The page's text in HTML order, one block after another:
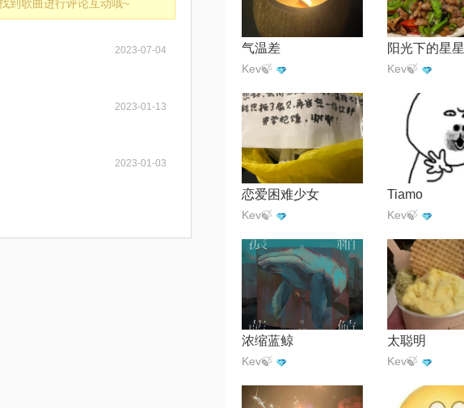
到歌曲进行评论互动哦~
2023-07-04
2023-01-13
2023-01-03
气温差
Kev🍃
阳光下的星星
Kev🍃
恋爱困难少女
Kev🍃
Tiamo
Kev🍃
浓缩蓝鲸
Kev🍃
太聪明
Kev🍃